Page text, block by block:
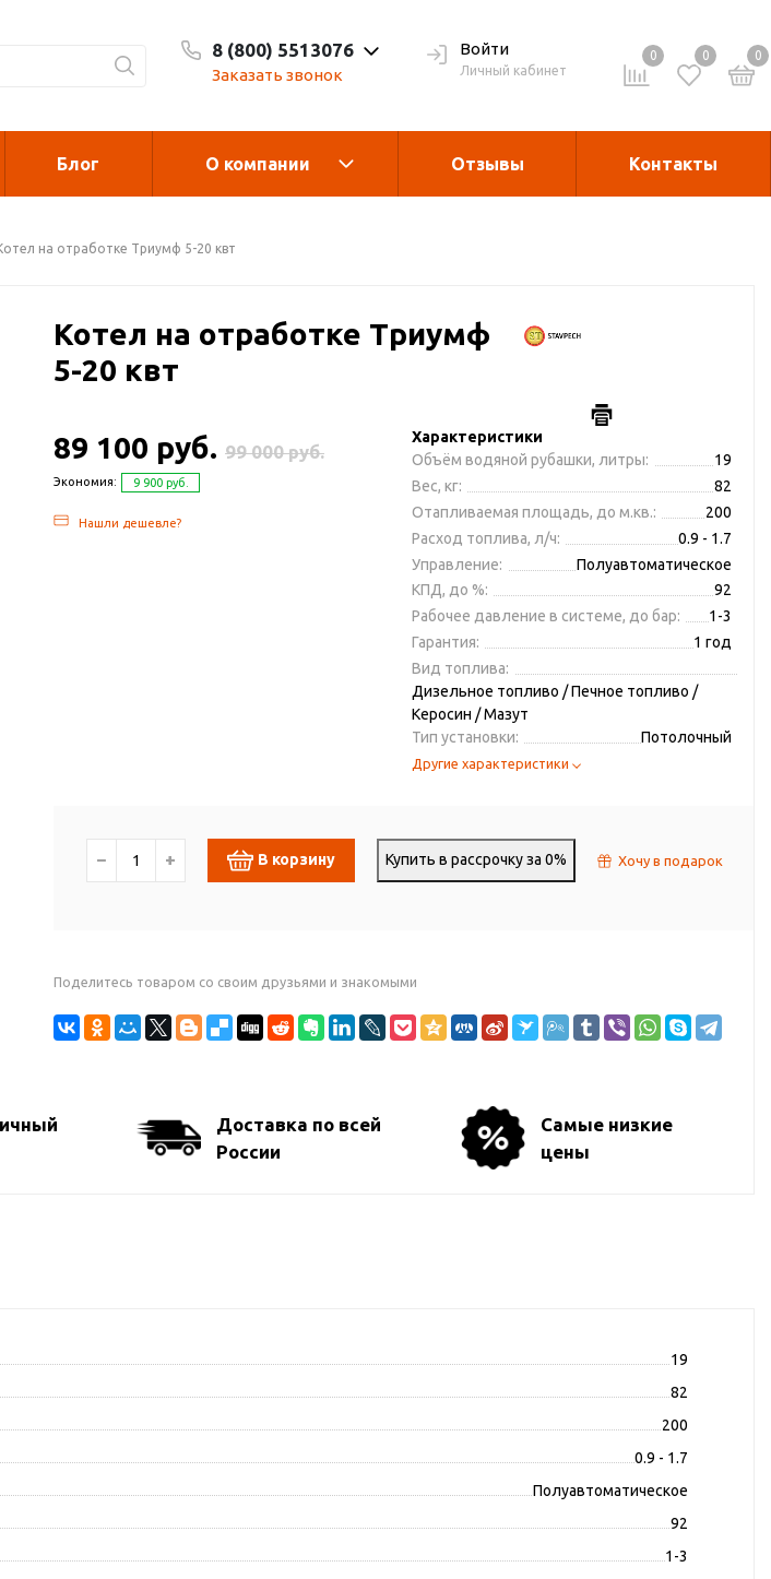
8 (800) 5513076
Заказать звонок
Войти
Личный кабинет
0 0 0
отработанном масле
Печи для сжигания
мусора
комплектующие
Дробилка для виногрда
Блог О компании Отзывы Контакты
на отработке Триумф 5-20 квт
Котел на отработке Триумф
5-20 квт
89 100 руб. 99 000 руб.
Экономия: 9 900 руб.
Нашли дешевле?
Характеристики
Объём водяной рубашки, литры:
19
Вес, кг:
82
Отапливаемая площадь, до м.кв.:
200
Расход топлива, л/ч:
0.9 - 1.7
Управление:
Полуавтоматическое
КПД, до %:
92
Рабочее давление в системе, до бар:
1-3
Гарантия:
1 год
Вид топлива:
Дизельное топливо / Печное топливо /
Керосин / Мазут
Тип установки:
Потолочный
Другие характеристики
− + В корзину Купить в рассрочку за 0% Хочу в подарок
Поделитесь товаром со своим друзьями и знакомыми
Доставка по всей
России
Самые низкие
цены
19
82
200
0.9 - 1.7
Полуавтоматическое
92
1-3